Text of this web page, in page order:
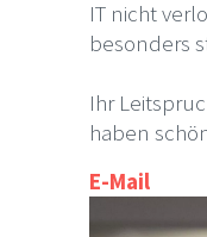
IT nicht
besonders
Ihr
haben
E-Mail